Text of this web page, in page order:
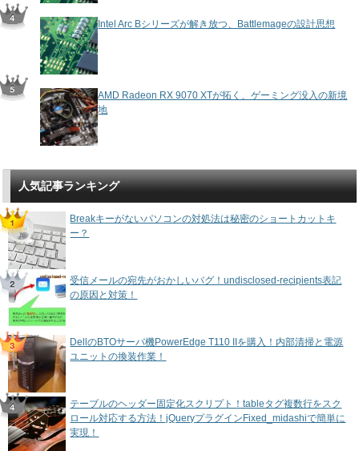
Intel Arc Bシリーズが解き放つ、Battlemageの設計思想
AMD Radeon RX 9070 XTが拓く、ゲーミング没入の新境
地
人気記事ランキング
Breakキーがないパソコンの対処法は秘密のショートカットキ
ー？
受信メールの宛先がおかしいバグ！undisclosed-recipients表記
の原因と対策！
DellのBTOサーバ機PowerEdge T110 IIを購入！内部清掃と電源
ユニットの換装作業！
テーブルのヘッダー固定化スクリプト！tableタグ複数行をスク
ロール対応する方法！jQueryプラグインFixed_midashiで簡単に
実現！